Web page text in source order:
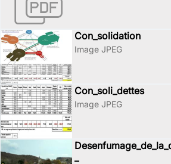
Con_solidation
Image JPEG
Con_soli_dettes
Image JPEG